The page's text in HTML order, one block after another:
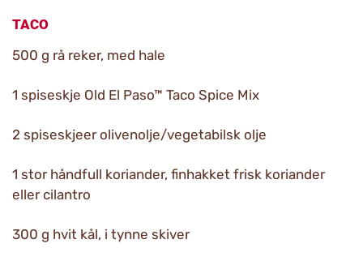
TACO
500 g rå reker, med hale
1 spiseskje Old El Paso™ Taco Spice Mix
2 spiseskjeer olivenolje/vegetabilsk olje
1 stor håndfull koriander, finhakket frisk koriander
eller cilantro
300 g hvit kål, i tynne skiver